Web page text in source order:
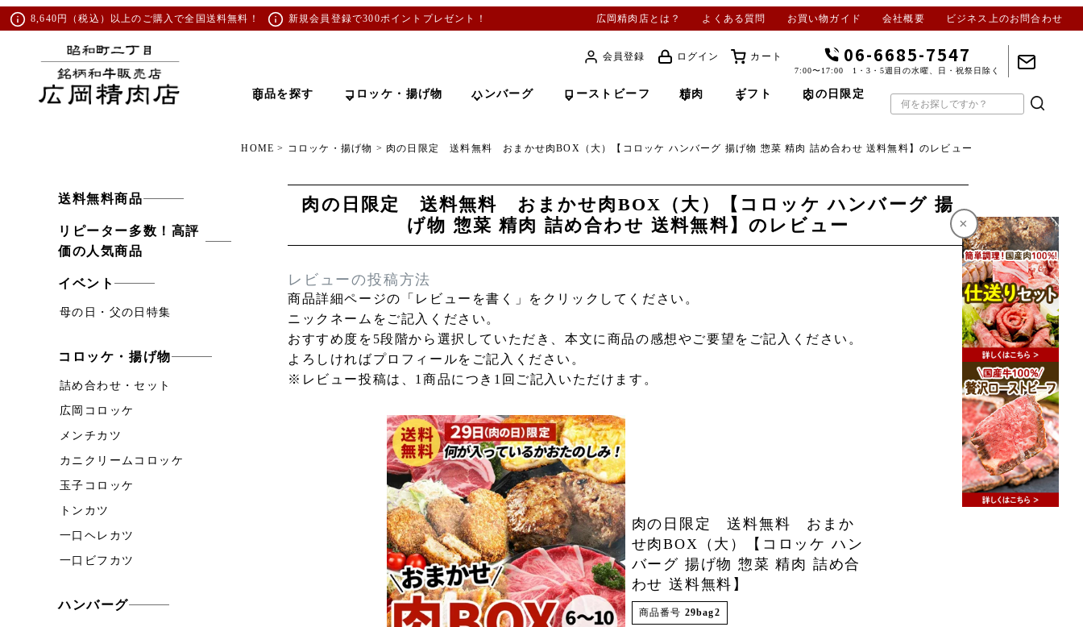
8,640円（税込）以上のご購入で全国送料無料！ 新規会員登録で300ポイントプレゼント！ 広岡精肉店とは？ よくある質問 お買い物ガイド 会社概要 ビジネス上のお問合わせ
会員登録 ログイン カート 06-6685-7547
7:00〜17:00 1・3・5週目の水曜、日・祝祭日除く
商品を探す コロッケ・揚げ物 ハンバーグ ローストビーフ 精肉 ギフト 肉の日限定
×
HOME コロッケ・揚げ物 肉の日限定 送料無料 おまかせ肉BOX（大）【コロッケ ハンバーグ 揚げ物 惣菜 精肉 詰め合わせ 送料無料】のレビュー
送料無料商品
リピーター多数！高評
価の人気商品
イベント
母の日・父の日特集
コロッケ・揚げ物
詰め合わせ・セット
広岡コロッケ
メンチカツ
カニクリームコロッケ
玉子コロッケ
トンカツ
一口ヘレカツ
一口ビフカツ
ハンバーグ
肉の日限定 送料無料 おまかせ肉BOX（大）【コロッケ ハンバーグ 揚
げ物 惣菜 精肉 詰め合わせ 送料無料】のレビュー
レビューの投稿方法
商品詳細ページの「レビューを書く」をクリックしてください。
ニックネームをご記入ください。
おすすめ度を5段階から選択していただき、本文に商品の感想やご要望をご記入ください。
よろしければプロフィールをご記入ください。
※レビュー投稿は、1商品につき1回ご記入いただけます。
肉の日限定 送料無料 おまか
せ肉BOX（大）【コロッケ ハン
バーグ 揚げ物 惣菜 精肉 詰め合
わせ 送料無料】
商品番号 29bag2